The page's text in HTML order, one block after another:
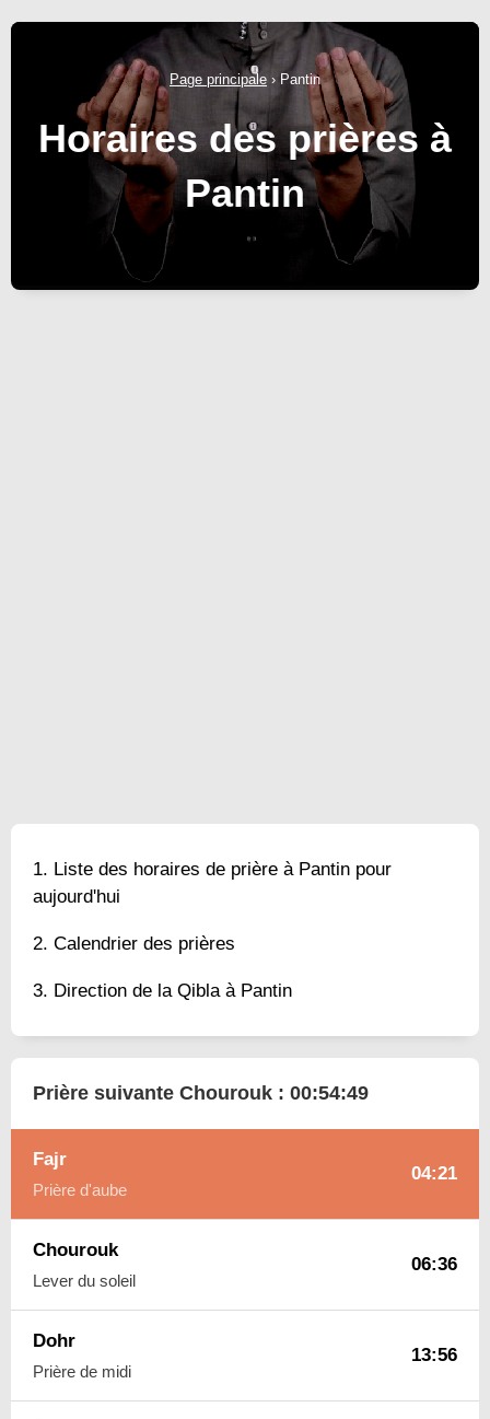
Page principale › Pantin
Horaires des prières à
Pantin
Liste des horaires de prière à Pantin pour
aujourd'hui
Calendrier des prières
Direction de la Qibla à Pantin
Prière suivante Chourouk : 00:54:48
Fajr
Prière d'aube
04:21
Chourouk
Lever du soleil
06:36
Dohr
Prière de midi
13:56